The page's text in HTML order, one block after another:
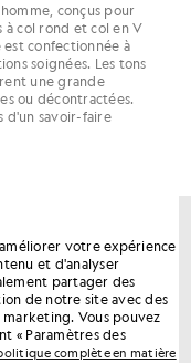
conçus pour
à col rond et col en V
confectionnée à
soignées. Les tons
une grande
ou décontractées.
d'un savoir-faire
sur votre
aux
et de récompenses.
votre expérience
et d'analyser
partager des
de notre site avec des
Vous pouvez
« Paramètres des
complète en matière